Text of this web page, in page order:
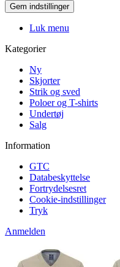
Luk menu
Kategorier
Ny
Skjorter
Strik og sved
Poloer og T-shirts
Undertøj
Salg
Information
GTC
Databeskyttelse
Fortrydelsesret
Cookie-indstillinger
Tryk
Anmelden